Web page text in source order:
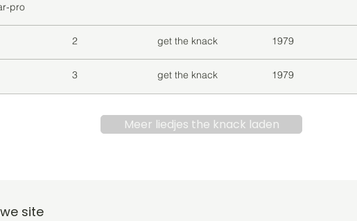
pro
2 get the knack 1979
3 get the knack 1979
Meer liedjes the knack laden
site